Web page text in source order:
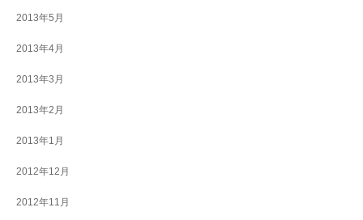
2013年5月
2013年4月
2013年3月
2013年2月
2013年1月
2012年12月
2012年11月